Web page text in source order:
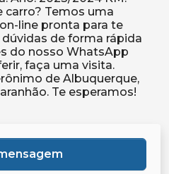
carro? Temos uma
line pronta para te
de forma rápida
do nosso WhatsApp
faça uma visita.
de Albuquerque,